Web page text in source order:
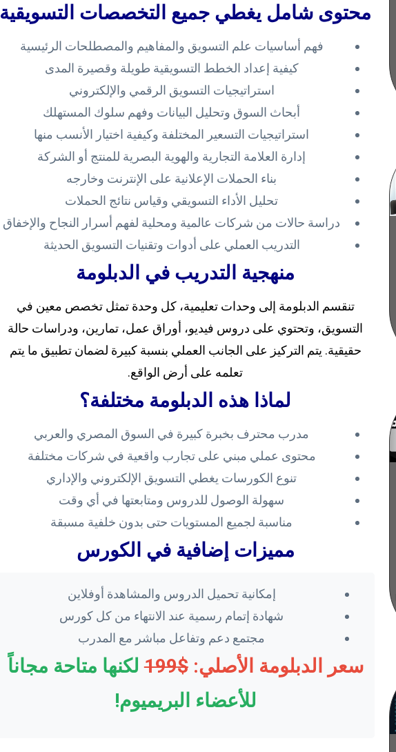
محتوى شامل يغطي جميع التخصصات التسويقية
فهم أساسيات علم التسويق والمفاهيم والمصطلحات الرئيسية
كيفية إعداد الخطط التسويقية طويلة وقصيرة المدى
استراتيجيات التسويق الرقمي والإلكتروني
أبحاث السوق وتحليل البيانات وفهم سلوك المستهلك
استراتيجيات التسعير المختلفة وكيفية اختيار الأنسب منها
إدارة العلامة التجارية والهوية البصرية للمنتج أو الشركة
بناء الحملات الإعلانية على الإنترنت وخارجه
تحليل الأداء التسويقي وقياس نتائج الحملات
دراسة حالات من شركات عالمية ومحلية لفهم أسرار النجاح والإخفاق
التدريب العملي على أدوات وتقنيات التسويق الحديثة
منهجية التدريب في الدبلومة
تنقسم الدبلومة إلى وحدات تعليمية، كل وحدة تمثل تخصص معين في
التسويق، وتحتوي على دروس فيديو، أوراق عمل، تمارين، ودراسات حالة
حقيقية. يتم التركيز على الجانب العملي بنسبة كبيرة لضمان تطبيق ما يتم
تعلمه على أرض الواقع.
لماذا هذه الدبلومة مختلفة؟
مدرب محترف بخبرة كبيرة في السوق المصري والعربي
محتوى عملي مبني على تجارب واقعية في شركات مختلفة
تنوع الكورسات يغطي التسويق الإلكتروني والإداري
سهولة الوصول للدروس ومتابعتها في أي وقت
مناسبة لجميع المستويات حتى بدون خلفية مسبقة
مميزات إضافية في الكورس
إمكانية تحميل الدروس والمشاهدة أوفلاين
شهادة إتمام رسمية عند الانتهاء من كل كورس
مجتمع دعم وتفاعل مباشر مع المدرب
سعر الدبلومة الأصلي:$199
لكنها متاحة مجاناً
للأعضاء البريميوم!